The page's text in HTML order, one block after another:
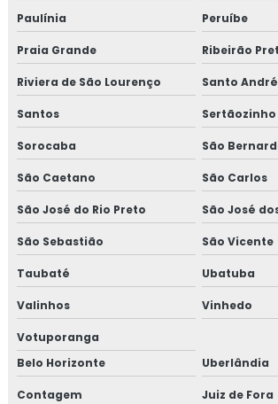
TREINAMENTO NR10 BÁSICO
CURSO NR 10 PRESENCIAL
Paulínia Peruíbe
Praia Grande Ribeirão
Riviera de São Lourenço Santo André
Santos Sertãozinho
Sorocaba São
São Caetano São Carlos
São José do Rio Preto São José
São Sebastião São Vicente
Taubaté Ubatuba
Valinhos Vinhedo
Votuporanga
Belo Horizonte
Uberlândia
Contagem Juiz de Fora